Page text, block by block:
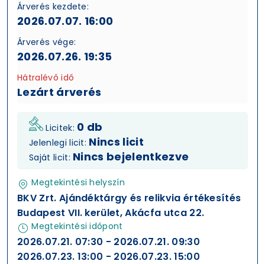
Árverés kezdete:
2026.07.07. 16:00
Árverés vége:
2026.07.26. 19:35
Hátralévő idő
Lezárt árverés
Licitek: 0 db
Jelenlegi licit: Nincs licit
Saját licit: Nincs bejelentkezve
Megtekintési helyszín
BKV Zrt. Ajándéktárgy és relikvia értékesítés
Budapest VII. kerület, Akácfa utca 22.
Megtekintési időpont
2026.07.21. 07:30 - 2026.07.21. 09:30
2026.07.23. 13:00 - 2026.07.23. 15:00